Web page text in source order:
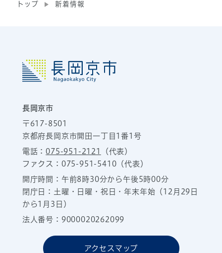
トップ 新着情報
長岡京市
〒617-8501
京都府長岡京市開田一丁目1番1号
電話：075-951-2121
（代表）
ファクス：075-951-5410（代表）
開庁時間：午前8時30分から午後5時00分
閉庁日：土曜・日曜・祝日・年末年始（12月29日
から1月3日）
法人番号：9000020262099
アクセスマップ